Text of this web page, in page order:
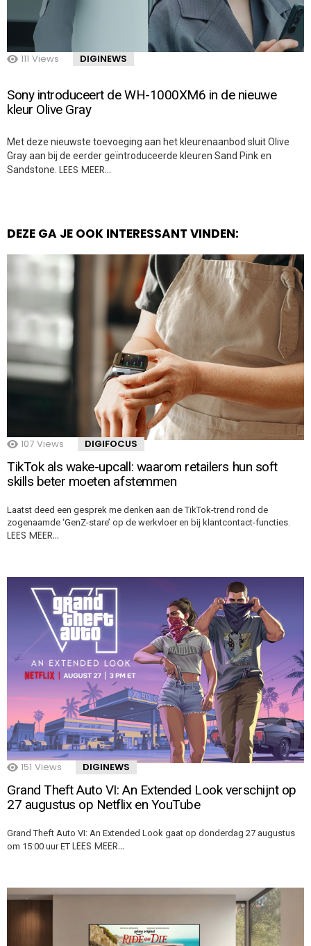
111 Views DIGINEWS
Sony introduceert de WH-1000XM6 in de nieuwe
kleur Olive Gray
Met deze nieuwste toevoeging aan het kleurenaanbod sluit Olive
Gray aan bij de eerder geïntroduceerde kleuren Sand Pink en
Sandstone. LEES MEER…
DEZE GA JE OOK INTERESSANT VINDEN:
107 Views DIGIFOCUS
TikTok als wake-upcall: waarom retailers hun soft
skills beter moeten afstemmen
Laatst deed een gesprek me denken aan de TikTok-trend rond de
zogenaamde ‘GenZ-stare’ op de werkvloer en bij klantcontact-functies.
LEES MEER…
151 Views DIGINEWS
Grand Theft Auto VI: An Extended Look verschijnt op
27 augustus op Netflix en YouTube
Grand Theft Auto VI: An Extended Look gaat op donderdag 27 augustus
om 15:00 uur ET LEES MEER…